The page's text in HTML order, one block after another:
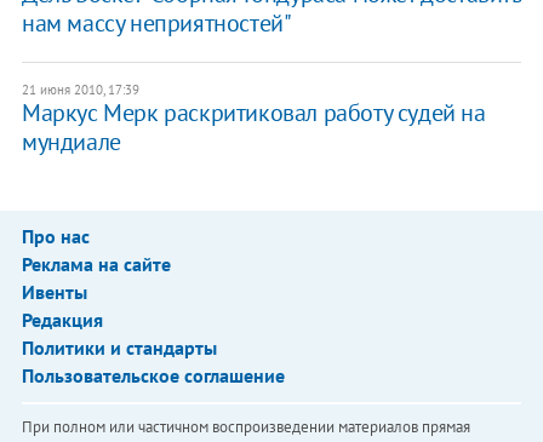
нам массу неприятностей"
21 июня 2010, 17:39
Маркус Мерк раскритиковал работу судей на
мундиале
Про нас
Реклама на сайте
Ивенты
Редакция
Политики и стандарты
Пользовательское соглашение
При полном или частичном воспроизведении материалов прямая